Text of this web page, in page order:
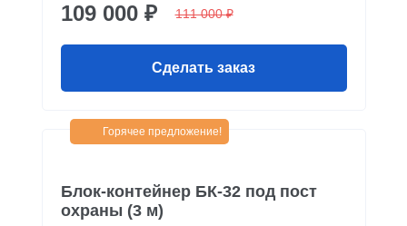
109 000 ₽ 111 000 ₽
Сделать заказ
Горячее предложение!
Блок-контейнер БК-32 под пост
охраны (3 м)